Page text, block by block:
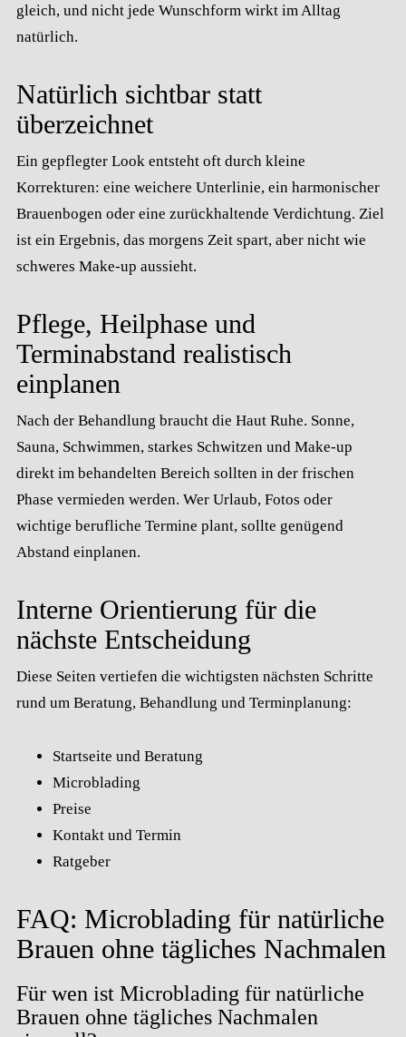
gleich, und nicht jede Wunschform wirkt im Alltag
natürlich.
Natürlich sichtbar statt
überzeichnet
Ein gepflegter Look entsteht oft durch kleine
Korrekturen: eine weichere Unterlinie, ein harmonischer
Brauenbogen oder eine zurückhaltende Verdichtung. Ziel
ist ein Ergebnis, das morgens Zeit spart, aber nicht wie
schweres Make-up aussieht.
Pflege, Heilphase und
Terminabstand realistisch
einplanen
Nach der Behandlung braucht die Haut Ruhe. Sonne,
Sauna, Schwimmen, starkes Schwitzen und Make-up
direkt im behandelten Bereich sollten in der frischen
Phase vermieden werden. Wer Urlaub, Fotos oder
wichtige berufliche Termine plant, sollte genügend
Abstand einplanen.
Interne Orientierung für die
nächste Entscheidung
Diese Seiten vertiefen die wichtigsten nächsten Schritte
rund um Beratung, Behandlung und Terminplanung:
Startseite und Beratung
Microblading
Preise
Kontakt und Termin
Ratgeber
FAQ: Microblading für natürliche
Brauen ohne tägliches Nachmalen
Für wen ist Microblading für natürliche
Brauen ohne tägliches Nachmalen